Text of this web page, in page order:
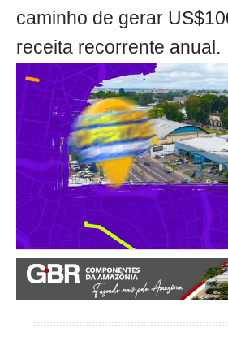
caminho de gerar
receita recorrente anual.